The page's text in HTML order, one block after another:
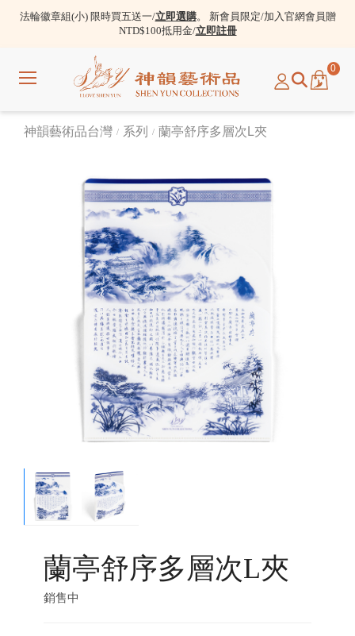
法輪徽章組(小) 限時買五送一/立即選購。 新會員限定/加入官網會員贈
NTD$100抵用金/立即註冊
選
0
神韻藝術品台灣 系列 蘭亭舒序多層次L夾
蘭亭舒序多層次L夾
銷售中